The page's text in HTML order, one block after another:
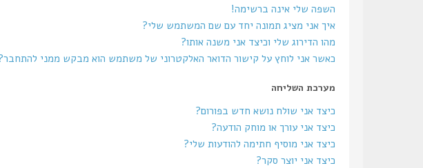
השפה שלי אינה ברשימה!
איך אני מציג תמונה יחד עם שם המשתמש שלי?
מהו הדירוג שלי וכיצד אני משנה אותו?
כאשר אני לוחץ על קישור הדואר האלקטרוני של משתמש הוא מבקש ממני
מערכת השליחה
כיצד אני שולח נושא חדש בפורום?
כיצד אני עורך או מוחק הודעה?
כיצד אני מוסיף חתימה להודעות שלי?
כיצד אני יוצר סקר?